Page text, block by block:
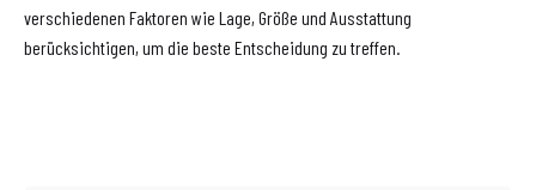
verschiedenen Faktoren wie Lage, Größe und Ausstattung
berücksichtigen, um die beste Entscheidung zu treffen.